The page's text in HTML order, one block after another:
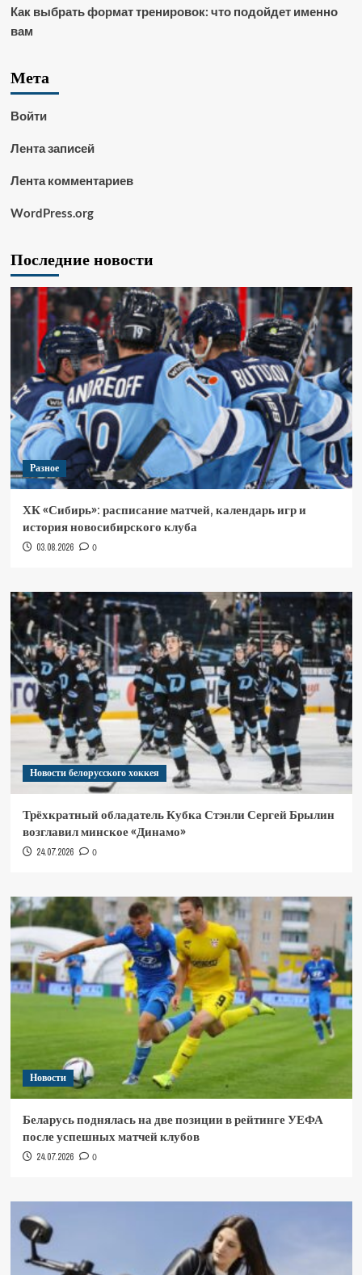
Как выбрать формат тренировок: что подойдет именно
вам
Мета
Войти
Лента записей
Лента комментариев
WordPress.org
Последние новости
Разное
ХК «Сибирь»: расписание матчей, календарь игр и
история новосибирского клуба
03.08.2026 0
Новости белорусского хоккея
Трёхкратный обладатель Кубка Стэнли Сергей Брылин
возглавил минское «Динамо»
24.07.2026 0
Новости
Беларусь поднялась на две позиции в рейтинге УЕФА
после успешных матчей клубов
24.07.2026 0